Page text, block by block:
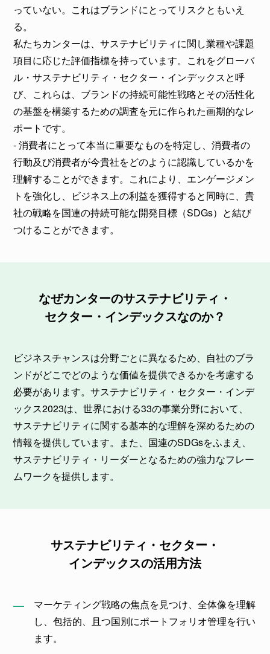
っていない。これはブランドにとってリスクともいえ
る。
私たちカンターは、サステナビリティに関し業種や課題
項目に応じた評価指標を持っています。これをグローバ
ル・サステナビリティ・セクター・インデックスと呼
び、これらは、ブランドの持続可能性戦略とその活性化
の基盤を構築するための調査を元に作られた画期的なレ
ポートです。
- 消費者にとって本当に重要なものを特定し、消費者の
行動及び消費者が今貴社をどのように認識しているかを
理解することができます。これにより、エンゲージメン
トを強化し、ビジネス上の利益を獲得すると同時に、貴
社の戦略を国連の持続可能な開発目標（SDGs）と結び
つけることができます。
なぜカンターのサステナビリティ・
セクター・インデックスなのか？
ビジネスチャンスは分野ごとに異なるため、自社のブラ
ンドがどこでどのような価値を提供できるかを考慮する
必要があります。サステナビリティ・セクター・インデ
ックス2023は、世界における33の事業分野において、
サステナビリティに関する基本的な理解を深めるための
情報を提供しています。また、国連のSDGsをふまえ、
サステナビリティ・リーダーとなるための強力なフレー
ムワークを提供します。
サステナビリティ・セクター・
インデックスの活用方法
マーケティング戦略の焦点を見つけ、全体像を理解
し、包括的、且つ国別にポートフォリオ管理を行い
ます。